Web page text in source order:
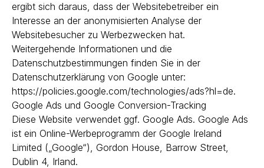
ergibt sich daraus, dass der Websitebetreiber ein
Interesse an der anonymisierten Analyse der
Websitebesucher zu Werbezwecken hat.
Weitergehende Informationen und die
Datenschutzbestimmungen finden Sie in der
Datenschutzerklärung von Google unter:
https://policies.google.com/technologies/ads?hl=de.
Google Ads und Google Conversion-Tracking
Diese Website verwendet ggf. Google Ads. Google Ads
ist ein Online-Werbeprogramm der Google Ireland
Limited („Google“), Gordon House, Barrow Street,
Dublin 4, Irland.